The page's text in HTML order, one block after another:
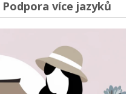
více jazyků